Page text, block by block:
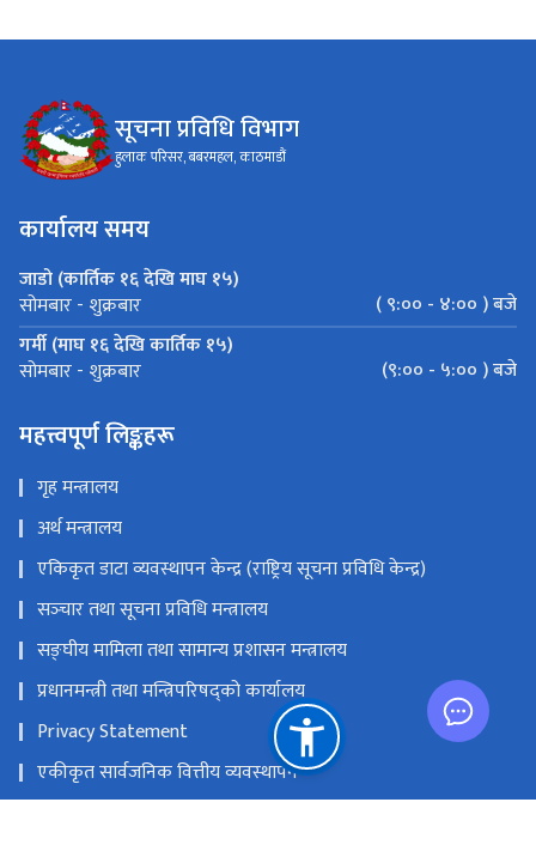
सूचना प्रविधि विभाग
हुलाक परिसर, बबरमहल, काठमाडौं
कार्यालय समय
जाडो (कार्तिक १६ देखि माघ १५)
सोमबार - शुक्रबार
( ९:०० - ४:०० ) बजे
गर्मी (माघ १६ देखि कार्तिक १५)
सोमबार - शुक्रबार (९:०० - ५:०० ) बजे
महत्त्वपूर्ण लिङ्कहरू
गृह मन्त्रालय
अर्थ मन्त्रालय
एकिकृत डाटा व्यवस्थापन केन्द्र (राष्ट्रिय सूचना प्रविधि केन्द्र)
सञ्‍चार तथा सूचना प्रविधि मन्त्रालय
सङ्‍घीय मामिला तथा सामान्य प्रशासन मन्त्रालय
प्रधानमन्त्री तथा मन्त्रिपरिषद्को कार्यालय
Privacy Statement
एकीकृत सार्वजनिक वित्तीय व्यवस्थापन